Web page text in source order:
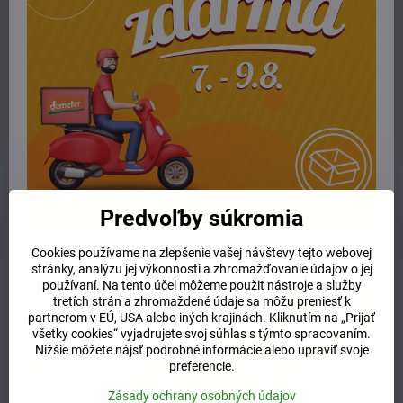
obličková kolika, cholesterol, obezita, kolitída, obsedantno-
kompulzívne poruchy (OCD), nevoľnosti v dopravných
prostriedkoch, migrény, hypertyreóza
Užívanie:
večer - 10 až 30 kvapiek pred spaním - pre citlivých ľudí 10 kvapiek
ráno a deň - pre upokojujúci účinok 2 až 3 krát po 30 kvapiek
denne
Zloženie:mladé výhonky lipy, armaňak, pramenitá voda, sirup agáve
v literatúre sa uvádza (Brigo B., Fytoterapia a
v niektorých veľmi zriedkavých prípadoch môže podávanie tinktúry z
lipy dosiahnuť inverziu účinku - môže nabúdzať a vzrušovať
namiesto upokojenia. V týchto prípadoch sa má dávka znížiť. Preto
je dobré začať s minimálnym dávkovaním (10-20 kvapiek) a prípadne
ho postupne zvyšovať.
Viac sa o gemoterapii dočítate na našomblogu.
Predvoľby súkromia
Cookies používame na zlepšenie vašej návštevy tejto webovej
stránky, analýzu jej výkonnosti a zhromažďovanie údajov o jej
používaní. Na tento účel môžeme použiť nástroje a služby
tretích strán a zhromaždené údaje sa môžu preniesť k
partnerom v EÚ, USA alebo iných krajinách. Kliknutím na „Prijať
všetky cookies“ vyjadrujete svoj súhlas s týmto spracovaním.
Nižšie môžete nájsť podrobné informácie alebo upraviť svoje
preferencie.
Zásady ochrany osobných údajov